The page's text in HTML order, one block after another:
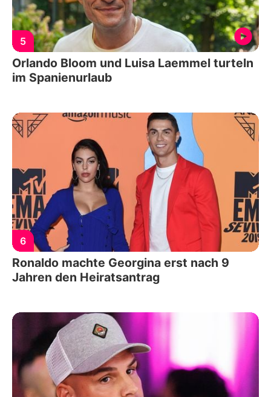
5
Orlando Bloom und Luisa Laemmel turteln
im Spanienurlaub
6
Ronaldo machte Georgina erst nach 9
Jahren den Heiratsantrag